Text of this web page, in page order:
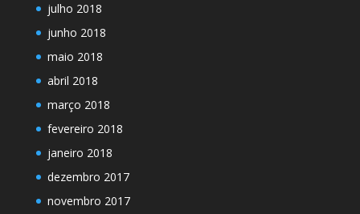
julho 2018
junho 2018
maio 2018
abril 2018
março 2018
fevereiro 2018
janeiro 2018
dezembro 2017
novembro 2017